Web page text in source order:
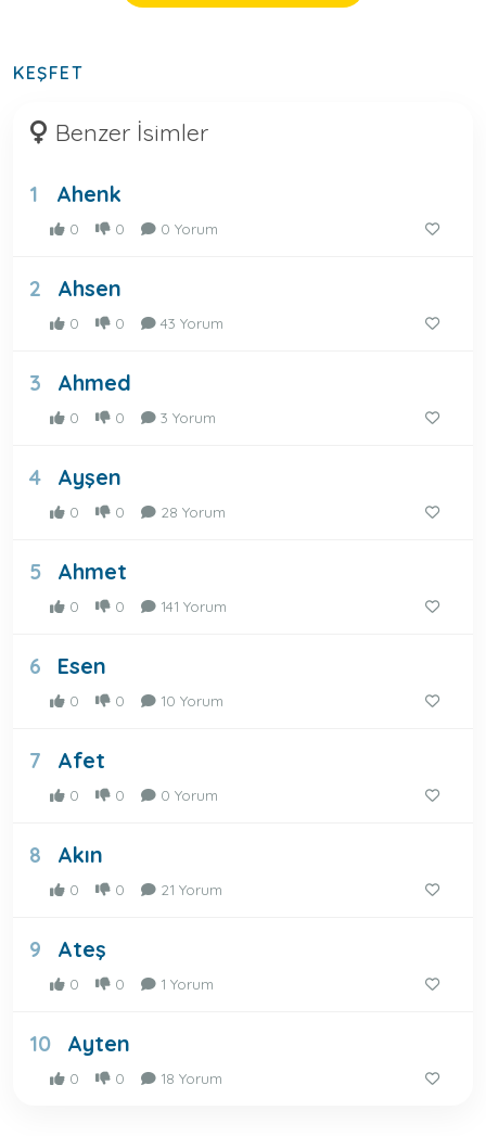
KEŞFET
Benzer İsimler
1 Ahenk
0 0 0 Yorum
2 Ahsen
0 0 43 Yorum
3 Ahmed
0 0 3 Yorum
4 Ayşen
0 0 28 Yorum
5 Ahmet
0 0 141 Yorum
6 Esen
0 0 10 Yorum
7 Afet
0 0 0 Yorum
8 Akın
0 0 21 Yorum
9 Ateş
0 0 1 Yorum
10 Ayten
0 0 18 Yorum